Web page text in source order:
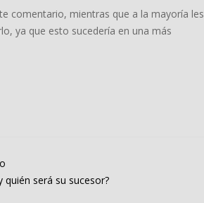
comentario, mientras que a la mayoría les
ya que esto sucedería en una más
quién será su sucesor?